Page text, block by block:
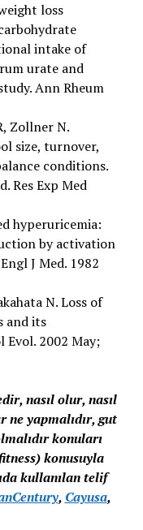
loss
intake of
urate and
Ann Rheum
Zollner N.
size, turnover,
conditions.
Res Exp Med
hyperuricemia:
by activation
J Med. 1982
N. Loss of
and its
2002 May;
nasıl olur, nasıl
yapmalıdır, gut
konuları
konusuyla
kullanılan telif
, Cayusa,